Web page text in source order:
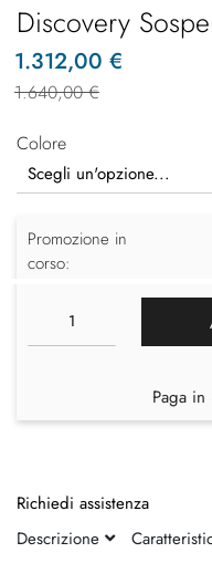
Discovery
1.312,00 €
1.640,00 €
Colore
Promozione in
corso:
Paga
Richiedi assistenza
Descrizione